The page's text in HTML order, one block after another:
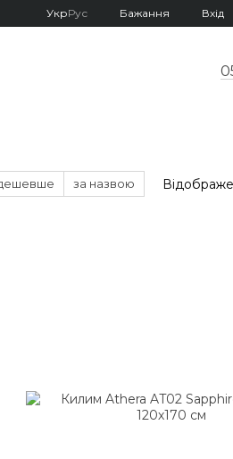
УкрРус Бажання Вхід
за назвою